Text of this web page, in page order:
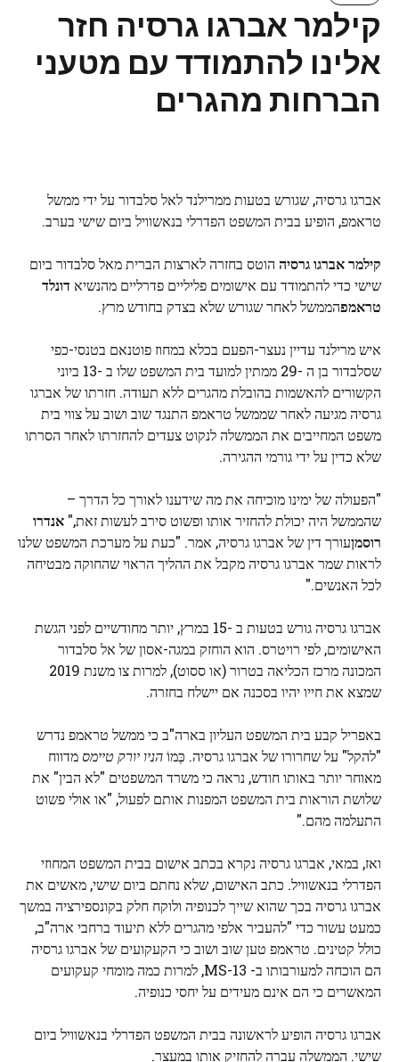
קילמר אברגו גרסיה חזר
אלינו להתמודד עם מטעני
הברחות מהגרים
אברגו גרסיה, שגורש בטעות ממרילנד לאל סלבדור על ידי ממשל
טראמפ, הופיע בבית המשפט הפדרלי בנאשוויל ביום שישי בערב.
קילמר אברגו גרסיה הוטס בחזרה לארצות הברית מאל סלבדור ביום
שישי כדי להתמודד עם אישומים פליליים פדרליים מהנשיא דונלד
טראמפהממשל לאחר שגורש שלא בצדק בחודש מרץ.
איש מרילנד עדיין נעצר-הפעם בכלא במחוז פוטנאם בטנסי-כפי
שסלבדור בן ה -29 ממתין למועד בית המשפט שלו ב -13 ביוני
הקשורים להאשמות בהובלת מהגרים ללא תעודה. חזרתו של אברגו
גרסיה מגיעה לאחר שממשל טראמפ התנגד שוב ושוב על צווי בית
משפט המחייבים את הממשלה לנקוט צעדים להחזרתו לאחר הסרתו
שלא כדין על ידי גורמי ההגירה.
"הפעולה של ימינו מוכיחה את מה שידענו לאורך כל הדרך –
שהממשל היה יכולת להחזיר אותו ופשוט סירב לעשות זאת," אנדרו
רוסמןעורך דין של אברגו גרסיה, אמר. "כעת על מערכת המשפט שלנו
לראות שמר אברגו גרסיה מקבל את ההליך הראוי שהחוקה מבטיחה
לכל האנשים."
אברגו גרסיה גורש בטעות ב -15 במרץ, יותר מחודשיים לפני הגשת
האישומים, לפי רויטרס. הוא הוחזק במגה-אסון של אל סלבדור
המכונה מרכז הכליאה בטרור (או ססוט), למרות צו משנת 2019
שמצא את חייו יהיו בסכנה אם יישלח בחזרה.
באפריל קבע בית המשפט העליון בארה"ב כי ממשל טראמפ נדרש
"להקל" על שחרורו של אברגו גרסיה. כְּמוֹהניו יורק טיימסמדווח
מאוחר יותר באותו חודש, נראה כי משרד המשפטים "לא הבין" את
שלושת הוראות בית המשפט המפנות אותם לפעול, "או אולי פשוט
התעלמה מהם."
ואז, במאי, אברגו גרסיה נקרא בכתב אישום בבית המשפט המחוזי
הפדרלי בנאשוויל. כתב האישום, שלא נחתם ביום שישי, מאשים את
אברגו גרסיה בכך שהוא שייך לכנופיה ולוקח חלק בקונספירציה במשך
כמעט עשור כדי "להעביר אלפי מהגרים ללא תיעוד ברחבי ארה"ב,
כולל קטינים. טראמפ טען שוב ושוב כי הקעקועים של אברגו גרסיה
הם הוכחה למעורבותו ב- MS-13, למרות כמה מומחי קעקועים
המאשרים כי הם אינם מעידים על יחסי כנופיה.
אברגו גרסיה הופיע לראשונה בבית המשפט הפדרלי בנאשוויל ביום
שישי. הממשלה עברה להחזיק אותו במעצר.